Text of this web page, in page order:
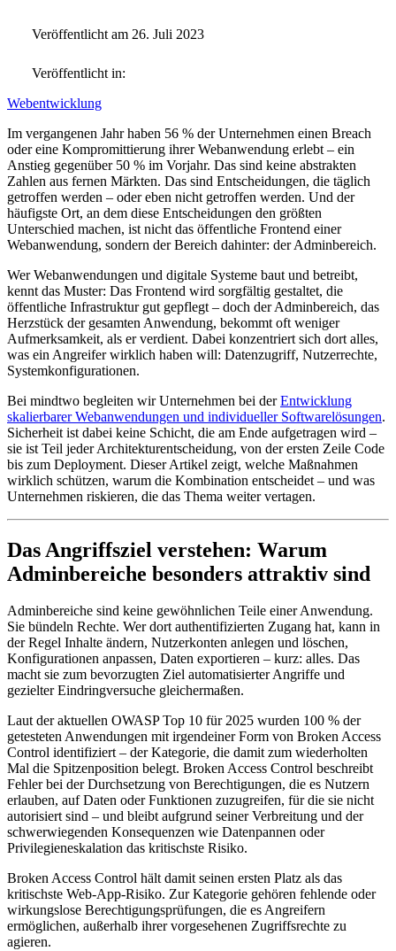
Veröffentlicht am 26. Juli 2023
Veröffentlicht in:
Webentwicklung
Im vergangenen Jahr haben 56 % der Unternehmen einen Breach
oder eine Kompromittierung ihrer Webanwendung erlebt – ein
Anstieg gegenüber 50 % im Vorjahr. Das sind keine abstrakten
Zahlen aus fernen Märkten. Das sind Entscheidungen, die täglich
getroffen werden – oder eben nicht getroffen werden. Und der
häufigste Ort, an dem diese Entscheidungen den größten
Unterschied machen, ist nicht das öffentliche Frontend einer
Webanwendung, sondern der Bereich dahinter: der Adminbereich.
Wer Webanwendungen und digitale Systeme baut und betreibt,
kennt das Muster: Das Frontend wird sorgfältig gestaltet, die
öffentliche Infrastruktur gut gepflegt – doch der Adminbereich, das
Herzstück der gesamten Anwendung, bekommt oft weniger
Aufmerksamkeit, als er verdient. Dabei konzentriert sich dort alles,
was ein Angreifer wirklich haben will: Datenzugriff, Nutzerrechte,
Systemkonfigurationen.
Bei mindtwo begleiten wir Unternehmen bei derEntwicklung
skalierbarer Webanwendungen und individueller Softwarelösungen.
Sicherheit ist dabei keine Schicht, die am Ende aufgetragen wird –
sie ist Teil jeder Architekturentscheidung, von der ersten Zeile Code
bis zum Deployment. Dieser Artikel zeigt, welche Maßnahmen
wirklich schützen, warum die Kombination entscheidet – und was
Unternehmen riskieren, die das Thema weiter vertagen.
Das Angriffsziel verstehen: Warum
Adminbereiche besonders attraktiv sind
Adminbereiche sind keine gewöhnlichen Teile einer Anwendung.
Sie bündeln Rechte. Wer dort authentifizierten Zugang hat, kann in
der Regel Inhalte ändern, Nutzerkonten anlegen und löschen,
Konfigurationen anpassen, Daten exportieren – kurz: alles. Das
macht sie zum bevorzugten Ziel automatisierter Angriffe und
gezielter Eindringversuche gleichermaßen.
Laut der aktuellen OWASP Top 10 für 2025 wurden 100 % der
getesteten Anwendungen mit irgendeiner Form von Broken Access
Control identifiziert – der Kategorie, die damit zum wiederholten
Mal die Spitzenposition belegt. Broken Access Control beschreibt
Fehler bei der Durchsetzung von Berechtigungen, die es Nutzern
erlauben, auf Daten oder Funktionen zuzugreifen, für die sie nicht
autorisiert sind – und bleibt aufgrund seiner Verbreitung und der
schwerwiegenden Konsequenzen wie Datenpannen oder
Privilegieneskalation das kritischste Risiko.
Broken Access Control hält damit seinen ersten Platz als das
kritischste Web-App-Risiko. Zur Kategorie gehören fehlende oder
wirkungslose Berechtigungsprüfungen, die es Angreifern
ermöglichen, außerhalb ihrer vorgesehenen Zugriffsrechte zu
agieren.